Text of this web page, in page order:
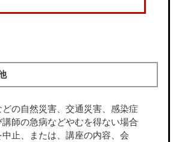
の自然災害、交通災害、感染症
師の急病などやむを得ない場合
止、または、講座の内容、会